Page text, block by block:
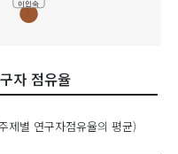
이인숙
자 점유율
제별 연구자점유율의 평균)